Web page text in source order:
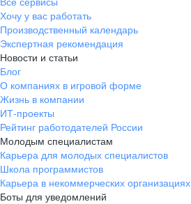
Хочу у вас работать
Производственный календарь
Экспертная рекомендация
Новости и статьи
Блог
О компаниях в игровой форме
Жизнь в компании
ИТ-проекты
Рейтинг работодателей России
Молодым специалистам
Карьера для молодых специалистов
Школа программистов
Карьера в некоммерческих организациях
Боты для уведомлений